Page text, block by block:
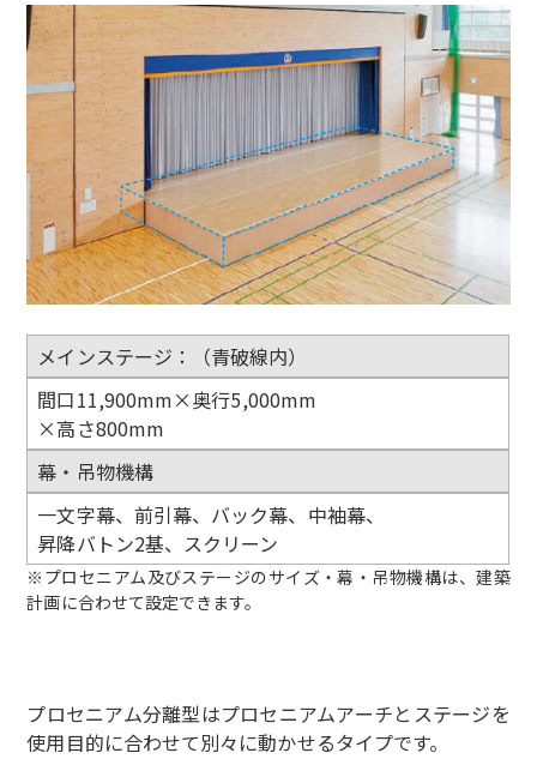
メインステージ：（青破線内）
間口11,900mm×奥行5,000mm
×高さ800mm
幕・吊物機構
一文字幕、前引幕、バック幕、中袖幕、
昇降バトン2基、スクリーン
※プロセニアム及びステージのサイズ・幕・吊物機構は、建築
計画に合わせて設定できます。
プロセニアム分離型はプロセニアムアーチとステージを
使用目的に合わせて別々に動かせるタイプです。